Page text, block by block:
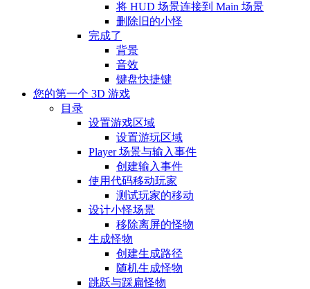
将 HUD 场景连接到 Main 场景
删除旧的小怪
完成了
背景
音效
键盘快捷键
您的第一个 3D 游戏
目录
设置游戏区域
设置游玩区域
Player 场景与输入事件
创建输入事件
使用代码移动玩家
测试玩家的移动
设计小怪场景
移除离屏的怪物
生成怪物
创建生成路径
随机生成怪物
跳跃与踩扁怪物